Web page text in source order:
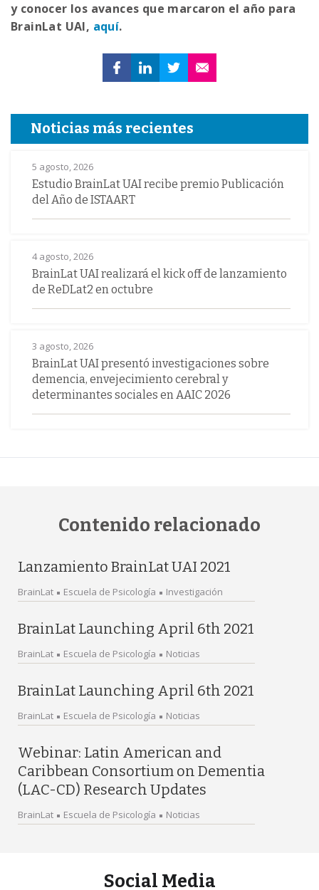
y conocer los avances que marcaron el año para
BrainLat UAI, aquí.
Noticias más recientes
5 agosto, 2026
Estudio BrainLat UAI recibe premio Publicación
del Año de ISTAART
4 agosto, 2026
BrainLat UAI realizará el kick off de lanzamiento
de ReDLat2 en octubre
3 agosto, 2026
BrainLat UAI presentó investigaciones sobre
demencia, envejecimiento cerebral y
determinantes sociales en AAIC 2026
Contenido relacionado
Lanzamiento BrainLat UAI 2021
BrainLat Escuela de Psicología Investigación
BrainLat Launching April 6th 2021
BrainLat Escuela de Psicología Noticias
BrainLat Launching April 6th 2021
BrainLat Escuela de Psicología Noticias
Webinar: Latin American and
Caribbean Consortium on Dementia
(LAC-CD) Research Updates
BrainLat Escuela de Psicología Noticias
Social Media